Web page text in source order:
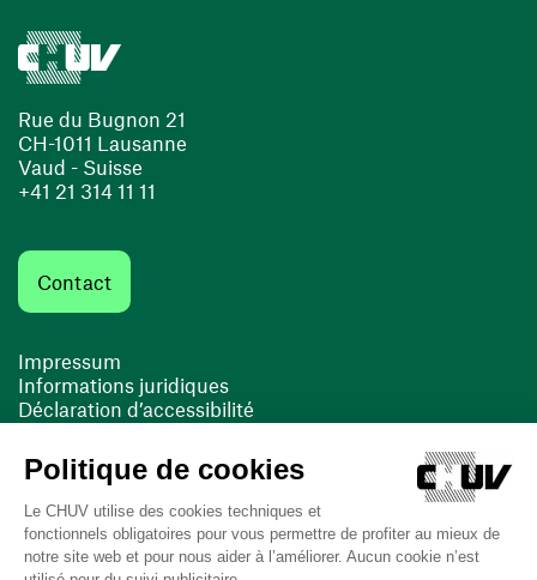
Rue du Bugnon 21
CH-1011 Lausanne
Vaud - Suisse
+41 21 314 11 11
Contact
Impressum
Informations juridiques
Déclaration d’accessibilité
Cookies
(ouvre une nouvelle fenêtre)